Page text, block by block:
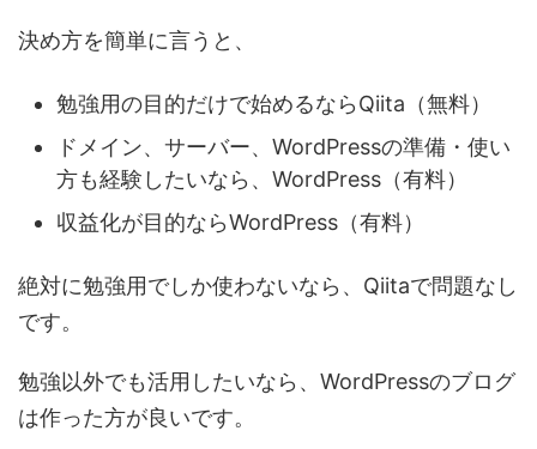
決め方を簡単に言うと、
勉強用の目的だけで始めるならQiita（無料）
ドメイン、サーバー、WordPressの準備・使い
方も経験したいなら、WordPress（有料）
収益化が目的ならWordPress（有料）
絶対に勉強用でしか使わないなら、Qiitaで問題なし
です。
勉強以外でも活用したいなら、WordPressのブログ
は作った方が良いです。